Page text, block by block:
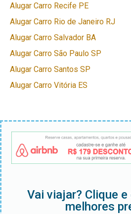
Alugar Carro Recife PE
Alugar Carro Rio de Janeiro RJ
Alugar Carro Salvador BA
Alugar Carro São Paulo SP
Alugar Carro Santos SP
Alugar Carro Vitória ES
Vai viajar? Clique
melhores